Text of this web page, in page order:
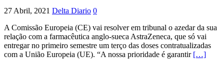
27 Abril, 2021 Delta Diario 0
A Comissão Europeia (CE) vai resolver em tribunal o azedar da sua
relação com a farmacêutica anglo-sueca AstraZeneca, que só vai
entregar no primeiro semestre um terço das doses contratualizadas
com a União Europeia (UE). “A nossa prioridade é garantir […]